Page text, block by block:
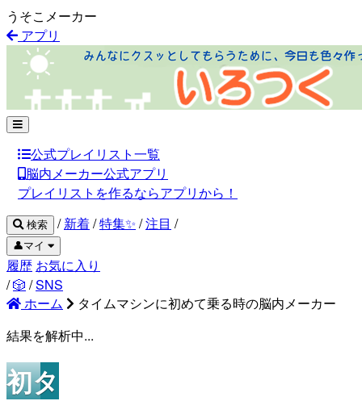
うそこメーカー
アプリ
公式プレイリスト一覧
脳内メーカー公式アプリ
プレイリストを作るならアプリから！
検索 / 新着/特集✨ /注目 /
👤マイ
履歴 お気に入り
/🎲 /SNS
ホーム
タイムマシンに初めて乗る時の脳内メーカー
結果を解析中...
初タ